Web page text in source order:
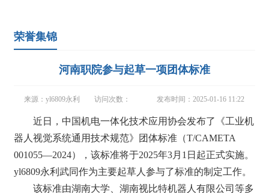
荣誉集锦
河南职院参与起草一项团体标准
来源：yl6809永利 访问次数： 发布时间：2025-01-16 11:22
近日，中国机电一体化技术应用协会发布了《工业机
器人视觉系统通用技术规范》团体标准（T/CAMETA
001055—2024），该标准将于2025年3月1日起正式实施。
yl6809永利武同作为主要起草人参与了标准的制定工作。
该标准由湖南大学、湖南视比特机器人有限公司等多